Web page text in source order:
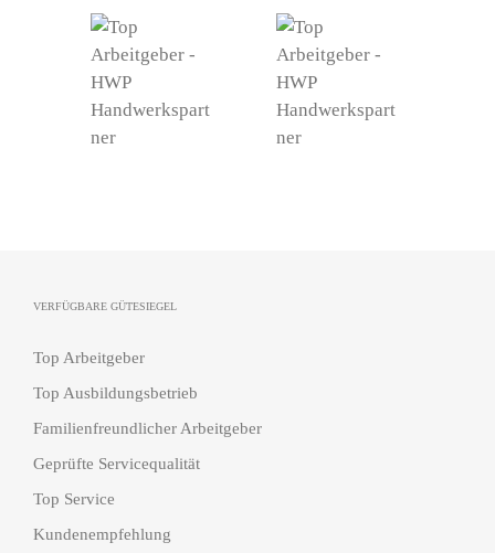
VERFÜGBARE GÜTESIEGEL
Top Arbeitgeber
Top Ausbildungsbetrieb
Familienfreundlicher Arbeitgeber
Geprüfte Servicequalität
Top Service
Kundenempfehlung